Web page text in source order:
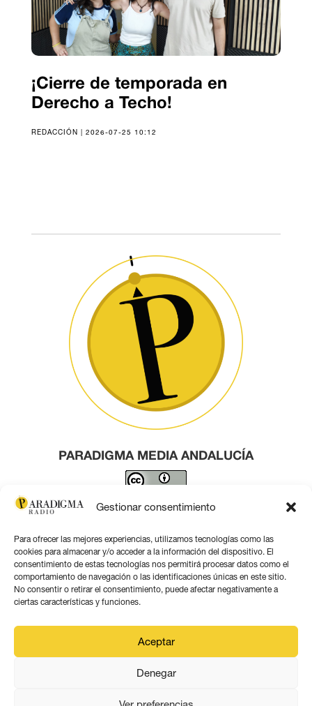
Gestionar consentimiento
Para ofrecer las mejores experiencias, utilizamos tecnologías como las
cookies para almacenar y/o acceder a la información del dispositivo. El
consentimiento de estas tecnologías nos permitirá procesar datos como el
comportamiento de navegación o las identificaciones únicas en este sitio.
No consentir o retirar el consentimiento, puede afectar negativamente a
ciertas características y funciones.
Aceptar
Denegar
¡Cierre de temporada en
Derecho a Techo!
REDACCIÓN | 2026-07-25 10:12
PARADIGMA MEDIA ANDALUCÍA
Este obra está bajo una licencia de Creative Commons
Contacto por correo
Aviso legal
Política de privacidad